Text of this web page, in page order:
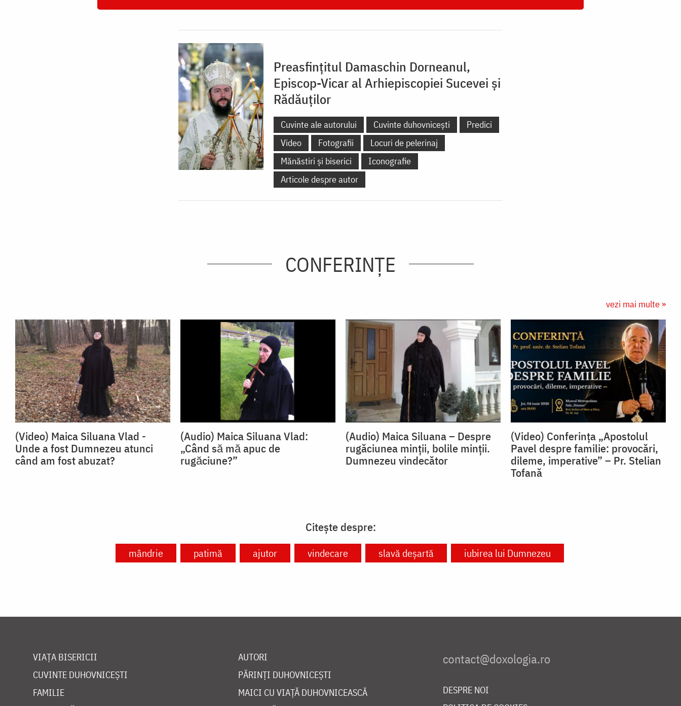
Preasfințitul Damaschin Dorneanul,
Episcop-Vicar al Arhiepiscopiei Sucevei și
Rădăuților
Cuvinte ale autorului Cuvinte duhovnicești
Predici
Video
Fotografii
Locuri de pelerinaj
Mănăstiri și biserici
Iconografie
Articole despre autor
CONFERINȚE
vezi mai multe »
(Video) Maica Siluana Vlad -
Unde a fost Dumnezeu atunci
când am fost abuzat?
(Audio) Maica Siluana Vlad:
„Când să mă apuc de
rugăciune?”
(Audio) Maica Siluana – Despre
rugăciunea minții, bolile minții.
Dumnezeu vindecător
(Video) Conferința „Apostolul
Pavel despre familie: provocări,
dileme, imperative” – Pr. Stelian
Tofană
Citește despre:
mândrie patimă ajutor vindecare slavă deșartă iubirea lui Dumnezeu
VIAȚA BISERICII
CUVINTE DUHOVNICEȘTI
FAMILIE
AUTORI
PĂRINȚI DUHOVNICEȘTI
MAICI CU VIAȚĂ DUHOVNICEASCĂ
DESPRE NOI